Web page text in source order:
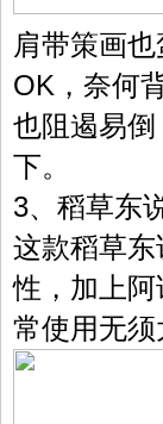
肩带策画
OK，奈何
也阻遏易
下。
3、稻草东
这款稻草
性，加上
常使用无须